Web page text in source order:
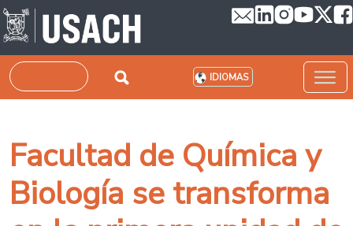
Pasar al contenido principal
Buscar IDIOMAS
Facultad de Química y
Biología se transforma